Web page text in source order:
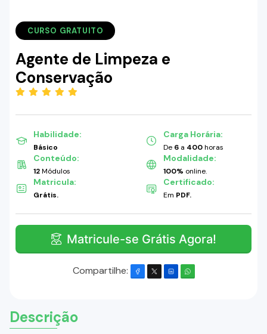
CURSO GRATUITO
Agente de Limpeza e
Conservação
Habilidade:
Básico
Carga Horária:
De 6 a 400horas
Conteúdo:
12Módulos
Modalidade:
100% online.
Matricula:
Grátis.
Certificado:
Em PDF.
Matricule-se Grátis Agora!
Compartilhe:
Descrição